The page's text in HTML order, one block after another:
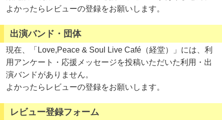
よかったらレビューの登録をお願いします。
出演バンド・団体
現在、「Love,Peace & Soul Live Café（経堂）」には、利
用アンケート・応援メッセージを投稿いただいた利用・出
演バンドがありません。
よかったらレビューの登録をお願いします。
レビュー登録フォーム